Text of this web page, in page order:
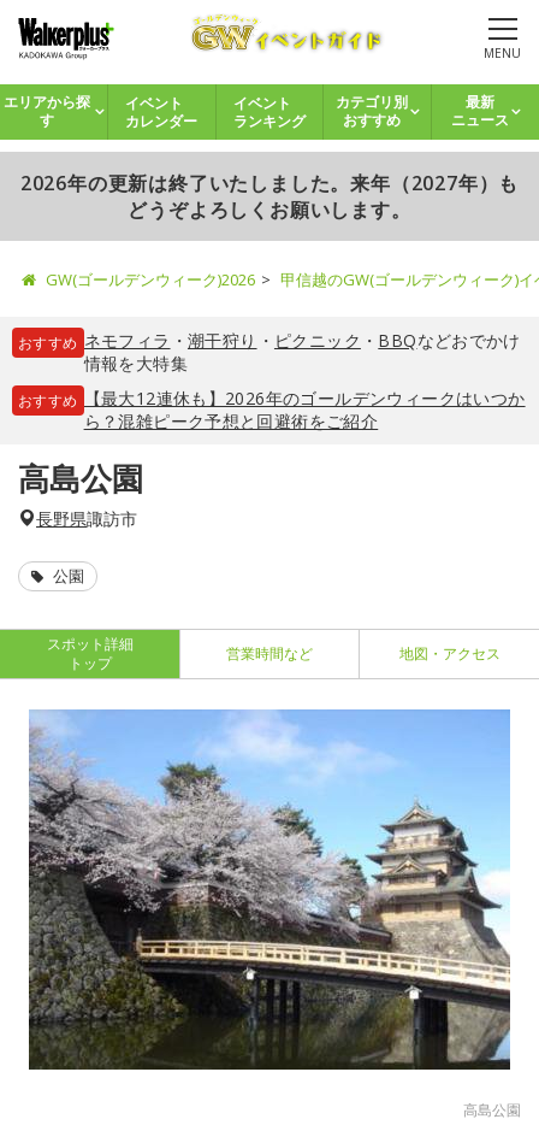
MENU
エリアから探
す
イベント
カレンダー
イベント
ランキング
カテゴリ別
おすすめ
最新
ニュース
2026年の更新は終了いたしました。来年（2027年）も
どうぞよろしくお願いします。
GW(ゴールデンウィーク)2026 甲信越のGW(ゴールデンウィーク)
おすすめ ネモフィラ ・ 潮干狩り ・ ピクニック ・ BBQなどおでかけ
情報を大特集
おすすめ
【最大12連休も】2026年のゴールデンウィークはいつか
ら？混雑ピーク予想と回避術をご紹介
高島公園
長野県諏訪市
公園
スポット詳細
トップ
営業時間など 地図・アクセス
高島公園